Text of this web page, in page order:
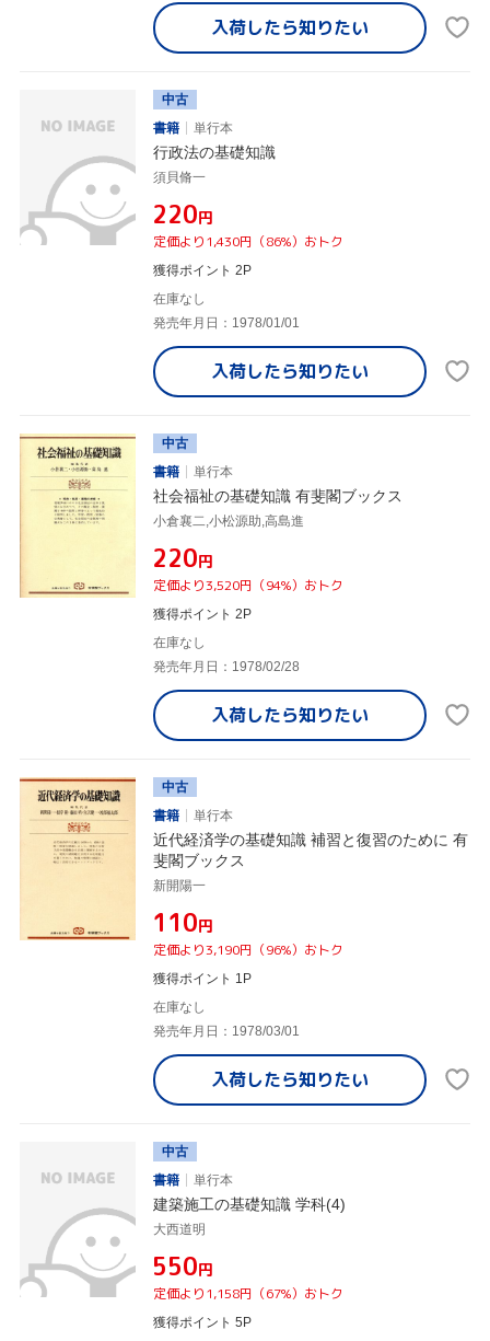
入荷したら知りたい
中古
書籍
単行本
行政法の基礎知識
須貝脩一
¥220円
定価より1,430円（86%）おトク
獲得ポイント 2P
在庫なし
発売年月日：1978/01/01
入荷したら知りたい
中古
書籍
単行本
社会福祉の基礎知識 有斐閣ブックス
小倉襄二,小松源助,高島進
¥220円
定価より3,520円（94%）おトク
獲得ポイント 2P
在庫なし
発売年月日：1978/02/28
入荷したら知りたい
中古
書籍
単行本
近代経済学の基礎知識 補習と復習のために 有
斐閣ブックス
新開陽一
¥110円
定価より3,190円（96%）おトク
獲得ポイント 1P
在庫なし
発売年月日：1978/03/01
入荷したら知りたい
中古
書籍
単行本
建築施工の基礎知識 学科(4)
大西道明
¥550円
定価より1,158円（67%）おトク
獲得ポイント 5P